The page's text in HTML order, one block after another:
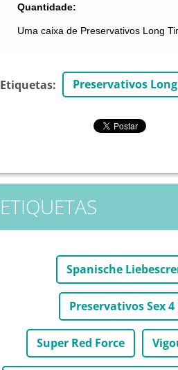
Quantidade:
Uma caixa de Preservativos Long
Etiquetas: Preservativos
ETIQUETAS
Spanische
Preservativos Sex 4
Super Red Force